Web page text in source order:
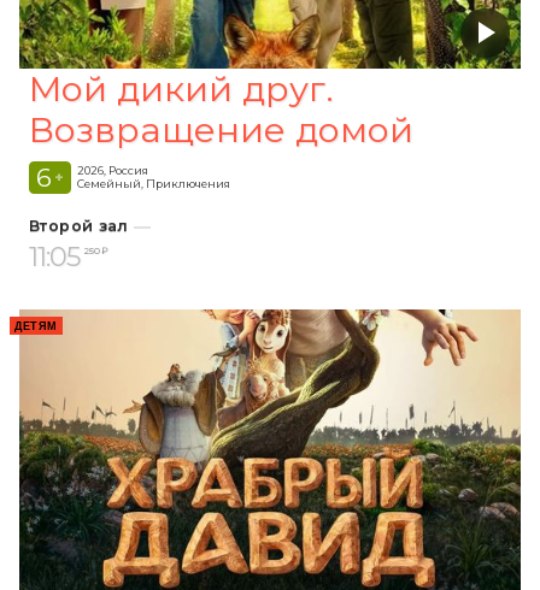
Мой дикий друг.
Возвращение домой
6 +
2026, Россия
Семейный, Приключения
Второй зал
11:05 250 ₽
ДЕТЯМ